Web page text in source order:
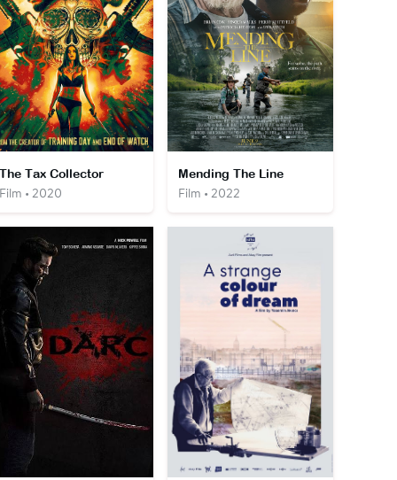
Tax Collector
• 2020
Mending The Line
Film • 2022